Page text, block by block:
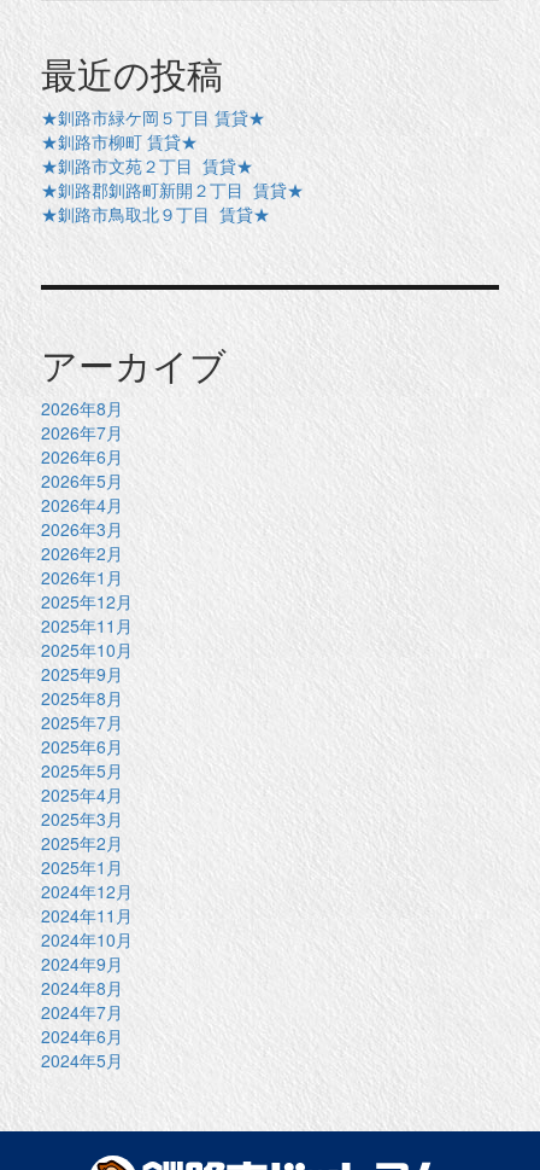
最近の投稿
★釧路市緑ケ岡５丁目 賃貸★
★釧路市柳町 賃貸★
★釧路市文苑２丁目 賃貸★
★釧路郡釧路町新開２丁目 賃貸★
★釧路市鳥取北９丁目 賃貸★
アーカイブ
2026年8月
2026年7月
2026年6月
2026年5月
2026年4月
2026年3月
2026年2月
2026年1月
2025年12月
2025年11月
2025年10月
2025年9月
2025年8月
2025年7月
2025年6月
2025年5月
2025年4月
2025年3月
2025年2月
2025年1月
2024年12月
2024年11月
2024年10月
2024年9月
2024年8月
2024年7月
2024年6月
2024年5月